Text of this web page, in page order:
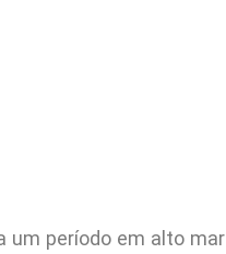
um período em alto mar